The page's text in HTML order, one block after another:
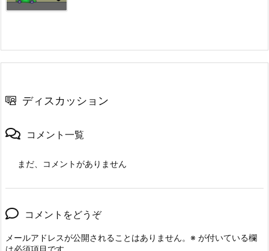
ディスカッション
コメント一覧
まだ、コメントがありません
コメントをどうぞ
メールアドレスが公開されることはありません。 ※ が付いている欄